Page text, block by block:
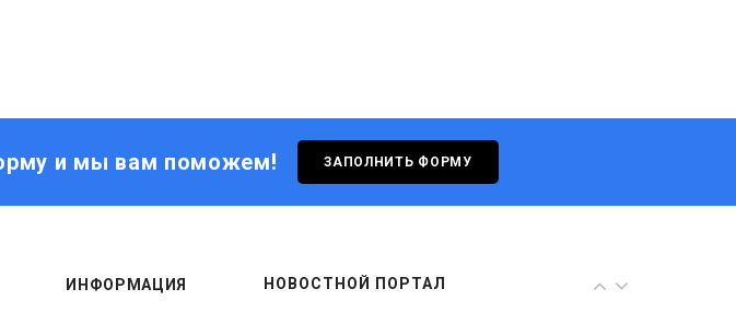
и мы вам поможем! ЗАПОЛНИТЬ ФОРМУ
НОВОСТНОЙ ПОРТАЛ
С Днём кораблестроителя!
С Днём Победы. Память, которая
ИНФОРМАЦИЯ